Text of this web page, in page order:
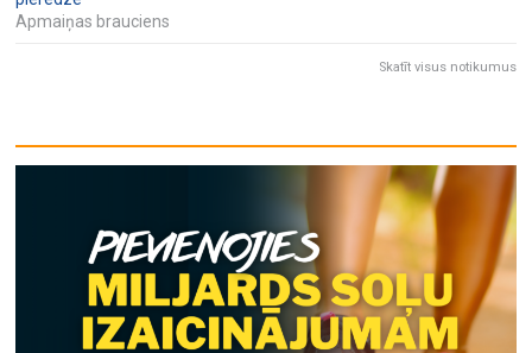
Apmaiņas brauciens
Skatīt visus notikumus